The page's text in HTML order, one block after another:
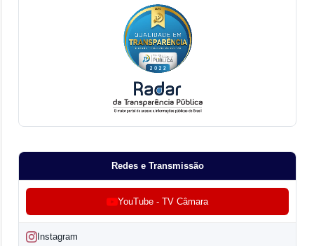
Redes e Transmissão
YouTube - TV Câmara
Instagram